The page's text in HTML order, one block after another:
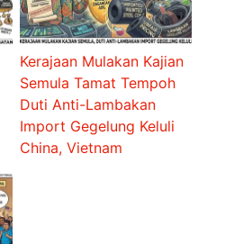
Kerajaan Mulakan Kajian
Semula Tamat Tempoh
Duti Anti-Lambakan
Import Gegelung Keluli
China, Vietnam